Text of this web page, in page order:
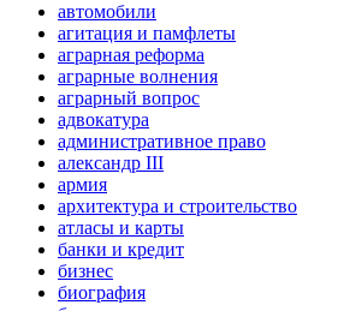
автомобили
агитация и памфлеты
аграрная реформа
аграрные волнения
аграрный вопрос
адвокатура
административное право
александр III
армия
архитектура и строительство
атласы и карты
банки и кредит
бизнес
биография